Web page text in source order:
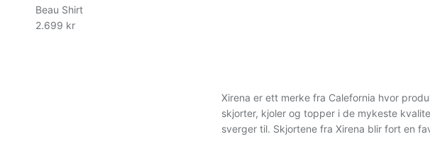
Beau Shirt
2.699 kr
Xirena er ett merke fra Calefornia hvor
skjorter, kjoler og topper i de mykeste
sverger til. Skjortene fra Xirena blir fort en